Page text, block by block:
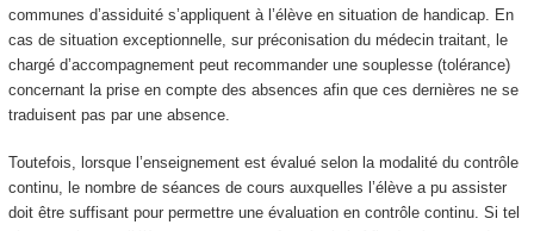
communes d’assiduité s’appliquent à l’élève en situation de handicap. En
cas de situation exceptionnelle, sur préconisation du médecin traitant, le
chargé d’accompagnement peut recommander une souplesse (tolérance)
concernant la prise en compte des absences afin que ces dernières ne se
traduisent pas par une absence.
Toutefois, lorsque l’enseignement est évalué selon la modalité du contrôle
continu, le nombre de séances de cours auxquelles l’élève a pu assister
doit être suffisant pour permettre une évaluation en contrôle continu. Si tel